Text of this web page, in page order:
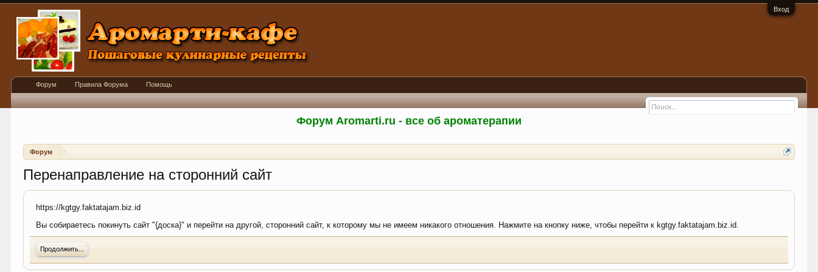
Вход
Форум Aromarti.ru - все об ароматерапии
Форум
Перенаправление на сторонний сайт
https://kgtgy.faktatajam.biz.id
Вы собираетесь покинуть сайт "{доска}" и перейти на другой, сторонний сайт, к которому мы не имеем никакого отношения. Нажмите на кнопку ниже, чтобы перейти к kgtgy.faktatajam.biz.id.
Продолжить...
Форум Правила Форума Помощь